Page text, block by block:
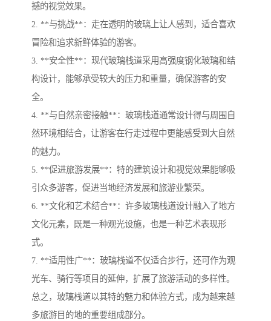
撼的视觉效果。
2. **与挑战**：走在透明的玻璃上让人感到，适合喜欢
冒险和追求新鲜体验的游客。
3. **安全性**：现代玻璃栈道采用高强度钢化玻璃和结
构设计，能够承受较大的压力和重量，确保游客的安
全。
4. **与自然亲密接触**：玻璃栈道通常设计得与周围自
然环境相结合，让游客在行走过程中更能感受到大自然
的魅力。
5. **促进旅游发展**：特的建筑设计和视觉效果能够吸
引众多游客，促进当地经济发展和旅游业繁荣。
6. **文化和艺术结合**：许多玻璃栈道设计融入了地方
文化元素，既是一种观光设施，也是一种艺术表现形
式。
7. **适用性广**：玻璃栈道不仅适合步行，还可作为观
光车、骑行等项目的延伸，扩展了旅游活动的多样性。
总之，玻璃栈道以其特的魅力和体验方式，成为越来越
多旅游目的地的重要组成部分。